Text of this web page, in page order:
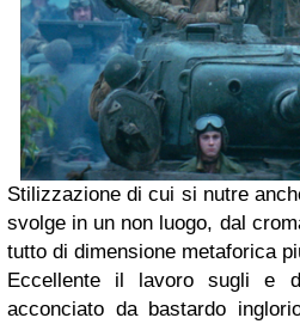
Stilizzazione di cui si nutre
svolge in un non luogo, dal
tutto di dimensione metaforica
Eccellente il lavoro sugli e
acconciato da bastardo